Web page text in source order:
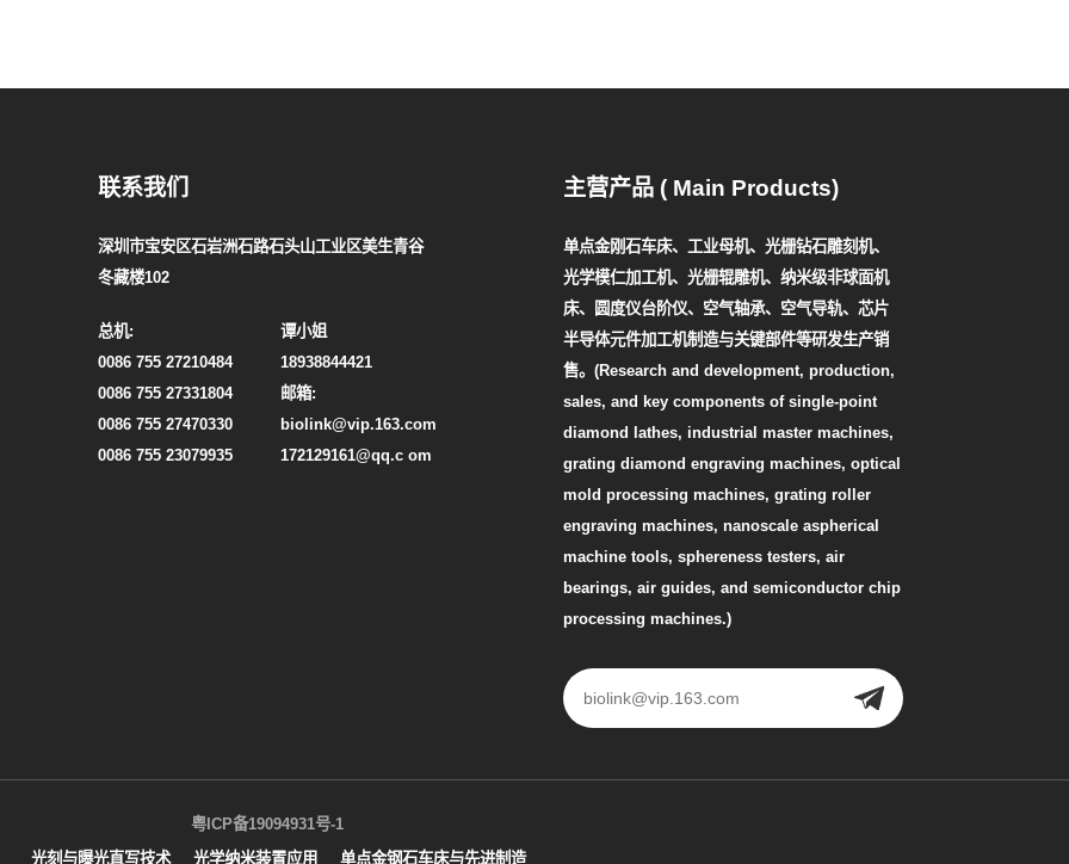
联系我们
深圳市宝安区石岩洲石路石头山工业区美生青谷
冬藏楼102
总机:
谭小姐
0086 755 27210484
18938844421
0086 755 27331804
邮箱:
0086 755 27470330
biolink@vip.163.com
0086 755 23079935
172129161@qq.c om
主营产品 ( Main Products)
单点金刚石车床、工业母机、光栅钻石雕刻机、
光学模仁加工机、光栅辊雕机、纳米级非球面机
床、圆度仪台阶仪、空气轴承、空气导轨、芯片
半导体元件加工机制造与关键部件等研发生产销
售。(Research and development, production,
sales, and key components of single-point
diamond lathes, industrial master machines,
grating diamond engraving machines, optical
mold processing machines, grating roller
engraving machines, nanoscale aspherical
machine tools, sphereness testers, air
bearings, air guides, and semiconductor chip
processing machines.)
粤ICP备19094931号-1
光刻与曝光直写技术
光学纳米装置应用 单点金钢石车床与先进制造